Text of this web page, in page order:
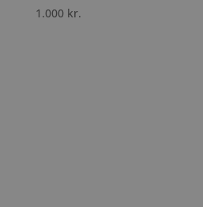
1.000 kr.